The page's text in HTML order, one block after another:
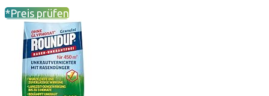
*Preis prüfen